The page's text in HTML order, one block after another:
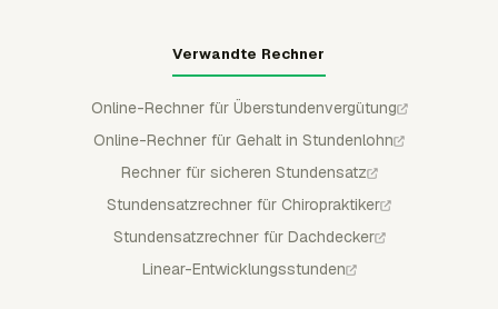
Verwandte Rechner
Online-Rechner für Überstundenvergütung
Online-Rechner für Gehalt in Stundenlohn
Rechner für sicheren Stundensatz
Stundensatzrechner für Chiropraktiker
Stundensatzrechner für Dachdecker
Linear-Entwicklungsstunden